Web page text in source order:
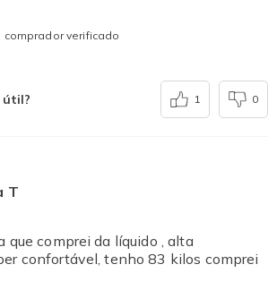
comprador verificado
1 0
T
que comprei da líquido , alta
confortável, tenho 83 kilos comprei